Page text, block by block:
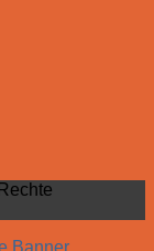
Banner